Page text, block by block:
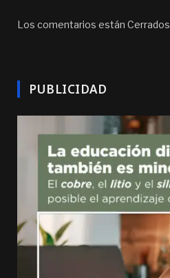
Los comentarios están Cerrados
PUBLICIDAD